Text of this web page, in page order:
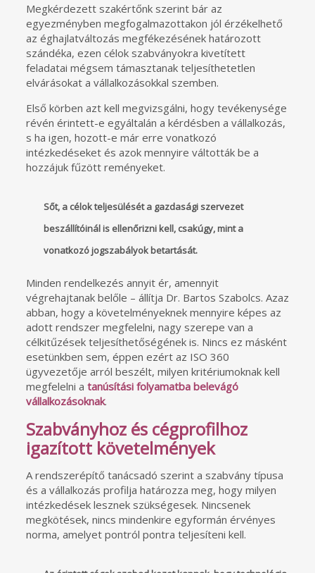
Megkérdezett szakértőnk szerint bár az
egyezményben megfogalmazottakon jól érzékelhető
az éghajlatváltozás megfékezésének határozott
szándéka, ezen célok szabványokra kivetített
feladatai mégsem támasztanak teljesíthetetlen
elvárásokat a vállalkozásokkal szemben.
Első körben azt kell megvizsgálni, hogy tevékenysége
révén érintett-e egyáltalán a kérdésben a vállalkozás,
s ha igen, hozott-e már erre vonatkozó
intézkedéseket és azok mennyire váltották be a
hozzájuk fűzött reményeket.
Sőt, a célok teljesülését a gazdasági szervezet
beszállítóinál is ellenőrizni kell, csakúgy, mint a
vonatkozó jogszabályok betartását.
Minden rendelkezés annyit ér, amennyit
végrehajtanak belőle – állítja Dr. Bartos Szabolcs. Azaz
abban, hogy a követelményeknek mennyire képes az
adott rendszer megfelelni, nagy szerepe van a
célkitűzések teljesíthetőségének is. Nincs ez másként
esetünkben sem, éppen ezért az ISO 360
ügyvezetője arról beszélt, milyen kritériumoknak kell
megfelelni a tanúsítási folyamatba belevágó
vállalkozásoknak.
Szabványhoz és cégprofilhoz
igazított követelmények
A rendszerépítő tanácsadó szerint a szabvány típusa
és a vállalkozás profilja határozza meg, hogy milyen
intézkedések lesznek szükségesek. Nincsenek
megkötések, nincs mindenkire egyformán érvényes
norma, amelyet pontról pontra teljesíteni kell.